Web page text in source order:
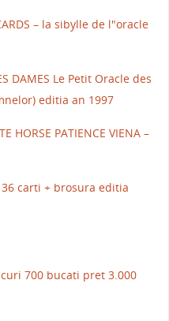
– la sibylle de l"oracle
DAMES Le Petit Oracle des
editia an 1997
PATIENCE VIENA –
36 carti + brosura editia
700 bucati pret 3.000